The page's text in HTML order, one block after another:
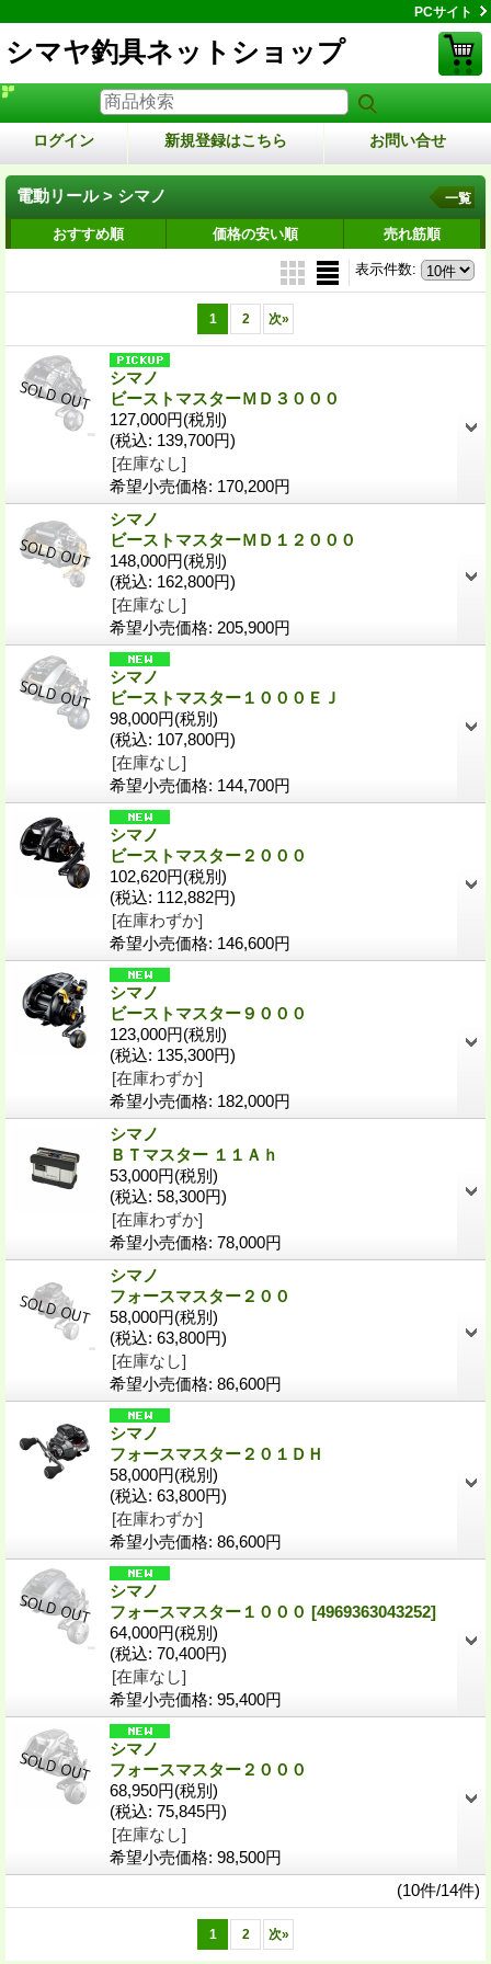
PCサイト
シマヤ釣具ネットショップ
ログイン 新規登録はこちら お問い合せ
電動リール > シマノ 一覧
おすすめ順 価格の安い順 売れ筋順
表示件数:
1 2 次»
シマノ
ビーストマスターＭＤ３０００
127,000円(税別)
(税込: 139,700円)
[在庫なし]
希望小売価格: 170,200円
シマノ
ビーストマスターＭＤ１２０００
148,000円(税別)
(税込: 162,800円)
[在庫なし]
希望小売価格: 205,900円
シマノ
ビーストマスター１０００ＥＪ
98,000円(税別)
(税込: 107,800円)
[在庫なし]
希望小売価格: 144,700円
シマノ
ビーストマスター２０００
102,620円(税別)
(税込: 112,882円)
[在庫わずか]
希望小売価格: 146,600円
シマノ
ビーストマスター９０００
123,000円(税別)
(税込: 135,300円)
[在庫わずか]
希望小売価格: 182,000円
シマノ
ＢＴマスター １１Ａｈ
53,000円(税別)
(税込: 58,300円)
[在庫わずか]
希望小売価格: 78,000円
シマノ
フォースマスター２００
58,000円(税別)
(税込: 63,800円)
[在庫なし]
希望小売価格: 86,600円
シマノ
フォースマスター２０１ＤＨ
58,000円(税別)
(税込: 63,800円)
[在庫わずか]
希望小売価格: 86,600円
シマノ
フォースマスター１０００ [4969363043252]
64,000円(税別)
(税込: 70,400円)
[在庫なし]
希望小売価格: 95,400円
シマノ
フォースマスター２０００
68,950円(税別)
(税込: 75,845円)
[在庫なし]
希望小売価格: 98,500円
(10件/14件)
1 2 次»